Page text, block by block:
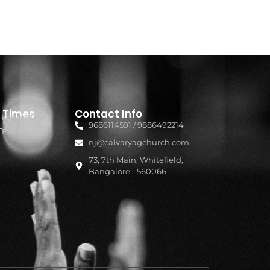
English
Telugu
Hindi
Contact Info
9686114591 / 9886492214
nj@calvaryagchurch.com
73, 7th Main, Whitefield,
Bangalore - 560066